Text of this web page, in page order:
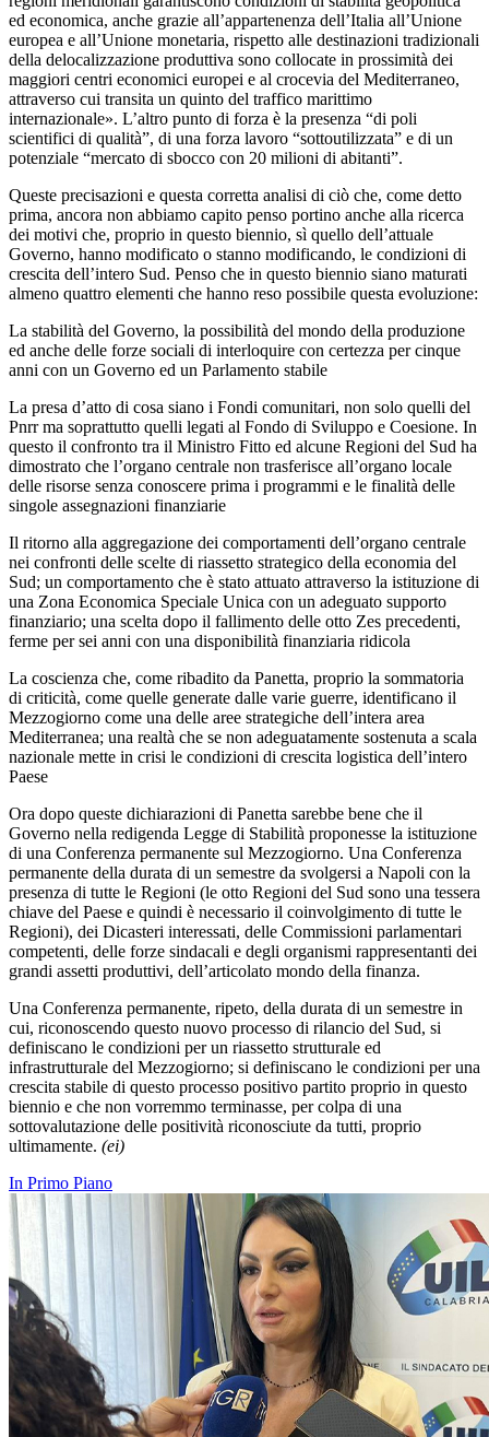
ed economica, anche grazie all’appartenenza dell’Italia all’Unione
europea e all’Unione monetaria, rispetto alle destinazioni tradizionali
della delocalizzazione produttiva sono collocate in prossimità dei
maggiori centri economici europei e al crocevia del Mediterraneo,
attraverso cui transita un quinto del traffico marittimo
internazionale». L’altro punto di forza è la presenza “di poli
scientifici di qualità”, di una forza lavoro “sottoutilizzata” e di un
potenziale “mercato di sbocco con 20 milioni di abitanti”.
Queste precisazioni e questa corretta analisi di ciò che, come detto
prima, ancora non abbiamo capito penso portino anche alla ricerca
dei motivi che, proprio in questo biennio, sì quello dell’attuale
Governo, hanno modificato o stanno modificando, le condizioni di
crescita dell’intero Sud. Penso che in questo biennio siano maturati
almeno quattro elementi che hanno reso possibile questa evoluzione:
La stabilità del Governo, la possibilità del mondo della produzione
ed anche delle forze sociali di interloquire con certezza per cinque
anni con un Governo ed un Parlamento stabile
La presa d’atto di cosa siano i Fondi comunitari, non solo quelli del
Pnrr ma soprattutto quelli legati al Fondo di Sviluppo e Coesione. In
questo il confronto tra il Ministro Fitto ed alcune Regioni del Sud ha
dimostrato che l’organo centrale non trasferisce all’organo locale
delle risorse senza conoscere prima i programmi e le finalità delle
singole assegnazioni finanziarie
Il ritorno alla aggregazione dei comportamenti dell’organo centrale
nei confronti delle scelte di riassetto strategico della economia del
Sud; un comportamento che è stato attuato attraverso la istituzione di
una Zona Economica Speciale Unica con un adeguato supporto
finanziario; una scelta dopo il fallimento delle otto Zes precedenti,
ferme per sei anni con una disponibilità finanziaria ridicola
La coscienza che, come ribadito da Panetta, proprio la sommatoria
di criticità, come quelle generate dalle varie guerre, identificano il
Mezzogiorno come una delle aree strategiche dell’intera area
Mediterranea; una realtà che se non adeguatamente sostenuta a scala
nazionale mette in crisi le condizioni di crescita logistica dell’intero
Paese
Ora dopo queste dichiarazioni di Panetta sarebbe bene che il
Governo nella redigenda Legge di Stabilità proponesse la istituzione
di una Conferenza permanente sul Mezzogiorno. Una Conferenza
permanente della durata di un semestre da svolgersi a Napoli con la
presenza di tutte le Regioni (le otto Regioni del Sud sono una tessera
chiave del Paese e quindi è necessario il coinvolgimento di tutte le
Regioni), dei Dicasteri interessati, delle Commissioni parlamentari
competenti, delle forze sindacali e degli organismi rappresentanti dei
grandi assetti produttivi, dell’articolato mondo della finanza.
Una Conferenza permanente, ripeto, della durata di un semestre in
cui, riconoscendo questo nuovo processo di rilancio del Sud, si
definiscano le condizioni per un riassetto strutturale ed
infrastrutturale del Mezzogiorno; si definiscano le condizioni per una
crescita stabile di questo processo positivo partito proprio in questo
biennio e che non vorremmo terminasse, per colpa di una
sottovalutazione delle positività riconosciute da tutti, proprio
ultimamente. (ei)
In Primo Piano